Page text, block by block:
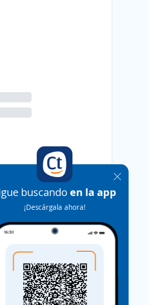
buscando en la app
¡Descárgala ahora!